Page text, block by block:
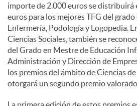
importe de 2.000 euros se distribuirá
euros para los mejores TFG del grado
Enfermería, Podología y Logopedia.
Ciencias Sociales, también se
del Grado en Mestre de Educación
Administración y Dirección de
los premios del ámbito de Ciencias
otorgará un segundo premio